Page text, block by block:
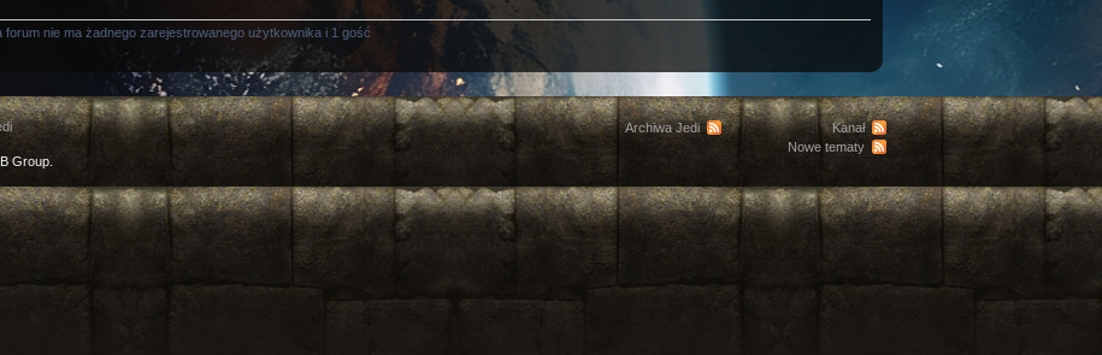
nie ma żadnego zarejestrowanego użytkownika i 1 gość
Group.
Kanał
Nowe tematy
Archiwa Jedi